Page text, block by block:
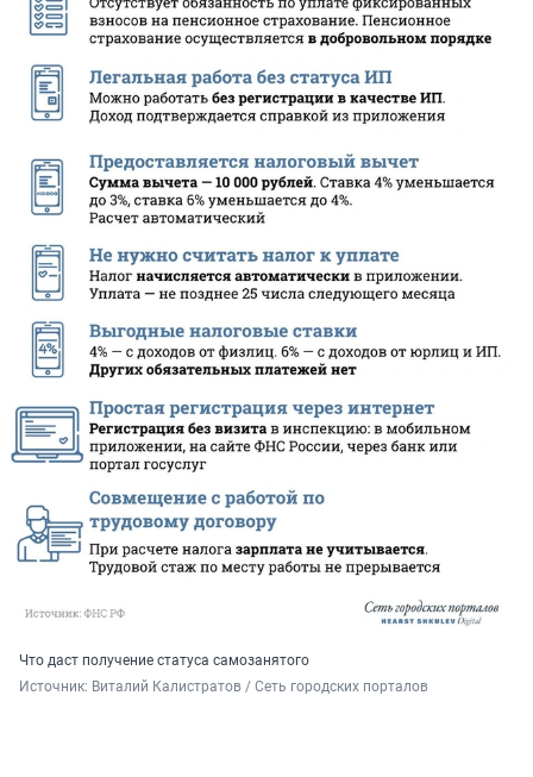
Что даст получение статуса самозанятого
Источник: Виталий Калистратов / Сеть городских порталов